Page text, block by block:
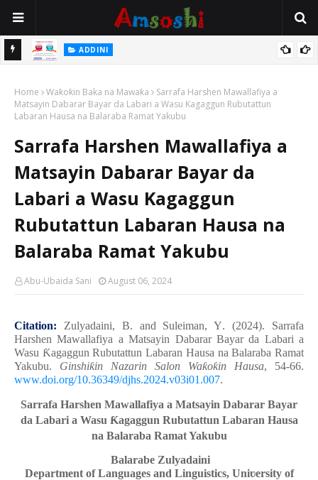
ADDINI
Home Waƙoƙin Baka na Mawaƙa
Sarrafa Harshen Mawallafiya a
Matsayin Dabarar Bayar da Labari a Wasu Kagaggun Rubutattun
Labaran Hausa na Balaraba Ramat Yakubu
Sarrafa Harshen Mawallafiya a
Matsayin Dabarar Bayar da
Labari a Wasu Kagaggun
Rubutattun Labaran Hausa na
Balaraba Ramat Yakubu
Abu-Ubaida Sani August 06, 2024
Citation: Zulyadaini, B. and Suleiman, Y. (2024). Sarrafa
Harshen Mawallafiya a Matsayin Dabarar Bayar da Labari a
Wasu Ƙagaggun Rubutattun Labaran Hausa na Balaraba Ramat
Yakubu. Ginshiƙin Nazarin Salon Waƙoƙin Hausa, 54-66.
www.doi.org/10.36349/djhs.2024.v03i01.007.
Sarrafa Harshen Mawallafiya a Matsayin Dabarar Bayar
da Labari a Wasu Ƙagaggun Rubutattun Labaran Hausa
na Balaraba Ramat Yakubu
Balarabe Zulyadaini
Department of Languages and Linguistics, Uniʋersity of